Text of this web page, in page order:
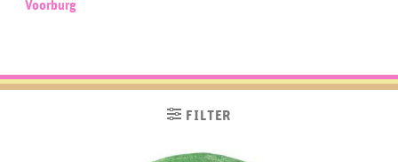
Voorburg
FILTER